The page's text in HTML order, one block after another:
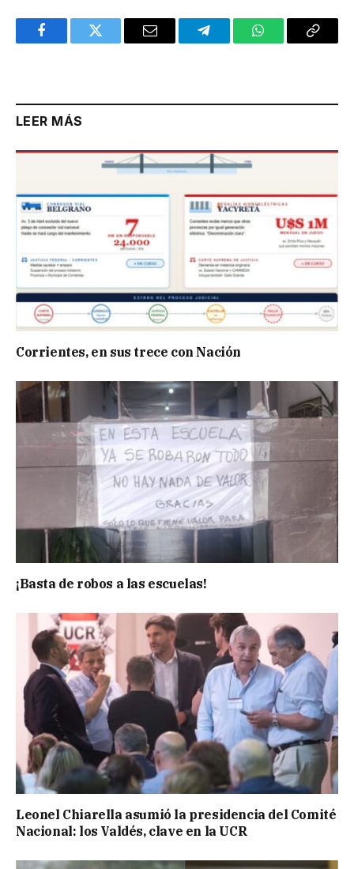
FacebookTwitter Email TelegramWhatsAppCopy
LEER MÁS
Corrientes, en sus trece con Nación
¡Basta de robos a las escuelas!
Leonel Chiarella asumió la presidencia del Comité
Nacional: los Valdés, clave en la UCR